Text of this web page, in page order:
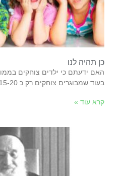
כן תהיה לנו
‬בעוד‭ ‬שמבוגרים‭ ‬צוחקים‭ ‬רק‭ ‬כ‭-‬15-20‭ ‬פעמים‭
קרא עוד »